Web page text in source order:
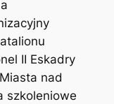
II Eskadry
nad
szkoleniowe